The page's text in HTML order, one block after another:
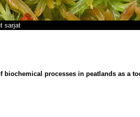
sarjat
biochemical processes in peatlands as a